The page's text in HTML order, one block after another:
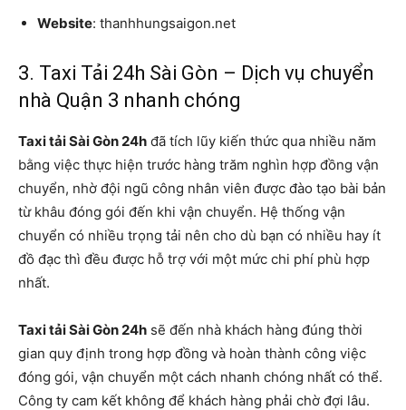
Website: thanhhungsaigon.net
3. Taxi Tải 24h Sài Gòn – Dịch vụ chuyển
nhà Quận 3 nhanh chóng
Taxi tải Sài Gòn 24h đã tích lũy kiến ​​thức qua nhiều năm
bằng việc thực hiện trước hàng trăm nghìn hợp đồng vận
chuyển, nhờ đội ngũ công nhân viên được đào tạo bài bản
từ khâu đóng gói đến khi vận chuyển. Hệ thống vận
chuyển có nhiều trọng tải nên cho dù bạn có nhiều hay ít
đồ đạc thì đều được hỗ trợ với một mức chi phí phù hợp
nhất.
Taxi tải Sài Gòn 24h sẽ đến nhà khách hàng đúng thời
gian quy định trong hợp đồng và hoàn thành công việc
đóng gói, vận chuyển một cách nhanh chóng nhất có thể.
Công ty cam kết không để khách hàng phải chờ đợi lâu.